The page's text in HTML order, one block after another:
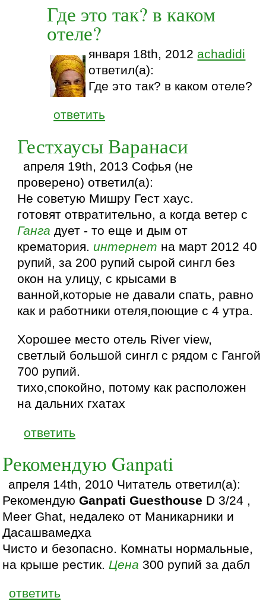
Где это так? в каком
отеле?
января 18th, 2012 achadidi
ответил(а):
Где это так? в каком отеле?
ответить
Гестхаусы Варанаси
апреля 19th, 2013 Софья (не
проверено) ответил(а):
Не советую Мишру Гест хаус.
готовят отвратительно, а когда ветер с
Ганга дует - то еще и дым от
крематория. интернет на март 2012 40
рупий, за 200 рупий сырой сингл без
окон на улицу, с крысами в
ванной,которые не давали спать, равно
как и работники отеля,поющие с 4 утра.
Хорошее место отель River view,
светлый большой сингл с рядом с Гангой
700 рупий.
тихо,спокойно, потому как расположен
на дальних гхатах
ответить
Рекомендую Ganpati
апреля 14th, 2010 Читатель ответил(а):
РекомендуюGanpati Guesthouse D 3/24 ,
Meer Ghat, недалеко от Маникарники и
Дасашвамедха
Чисто и безопасно. Комнаты нормальные,
на крыше рестик. Цена 300 рупий за дабл
ответить